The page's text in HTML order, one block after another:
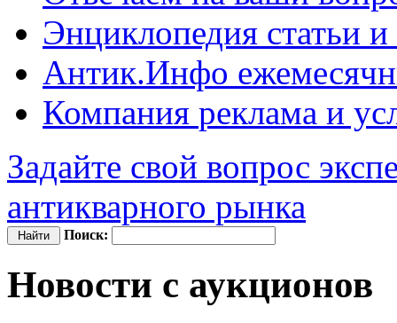
Энциклопедия статьи
Антик.Инфо
Компания реклама и
Задайте свой вопрос
антикварного рынка
Поиск:
Новости с аукционов